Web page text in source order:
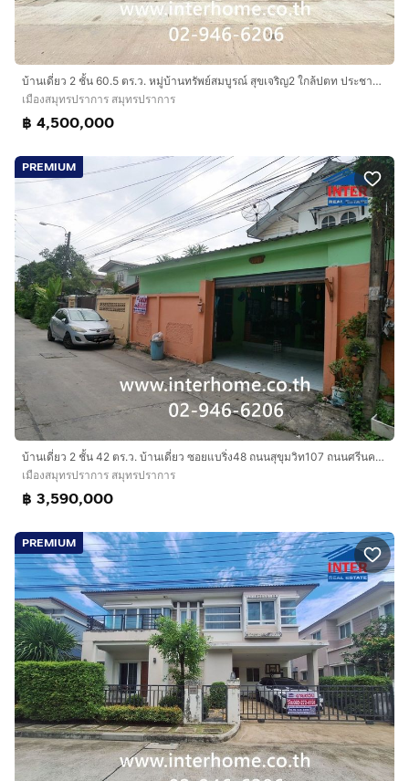
บ้านเดี่ยว 2 ชั้น 60.5 ตร.ว. หมู่บ้านทรัพย์สมบูรณ์ สุขเจริญ2 ใกล้ปตท ประชาอุทิศ-คู่สร้าง ถนนประชาอุทิศ-คู่สร้าง เมืองสมุทรปราการ สมุทรปราการ
เมืองสมุทรปราการ สมุทรปราการ
฿ 4,500,000
PREMIUM
บ้านเดี่ยว 2 ชั้น 42 ตร.ว. บ้านเดี่ยว ซอยแบริ่ง48 ถนนสุขุมวิท107 ถนนศรีนครินทร์ เมืองสมุทรปราการ สมุทรปราการ
เมืองสมุทรปราการ สมุทรปราการ
฿ 3,590,000
PREMIUM